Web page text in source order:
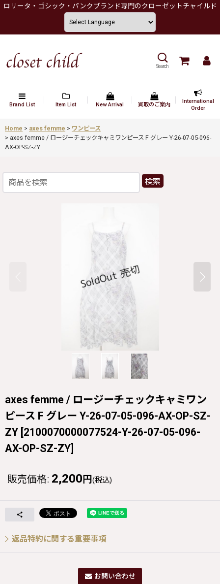
ロリータ・ゴシック・パンクブランド専門のクローゼットチャイルド
Search
Brand List Item List New Arrival 買取のご案内
International
Order
Home > axes femme > ワンピース
> axes femme / ロージーチェックキャミワンピース F グレー Y-26-07-05-096-
AX-OP-SZ-ZY
検索
axes femme / ロージーチェックキャミワン
ピース F グレー Y-26-07-05-096-AX-OP-SZ-
ZY [2100070000077524-Y-26-07-05-096-
AX-OP-SZ-ZY]
販売価格: 2,200 円 (税込)
返品特約に関する重要事項
お問い合わせ